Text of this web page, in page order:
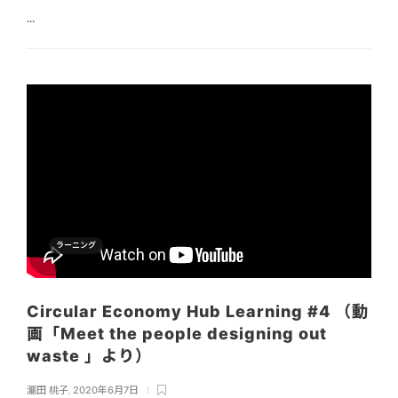
...
ラーニング
Circular Economy Hub Learning #4 （動
画「Meet the people designing out
waste 」より）
瀧田 桃子, 2020年6月7日